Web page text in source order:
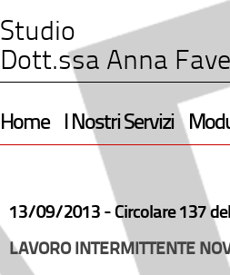
Studio
Dott.ssa Anna
Home I Nostri Servizi
13/09/2013 - Circolare 137
LAVORO INTERMITTENTE